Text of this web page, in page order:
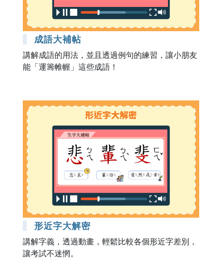
成語大補帖
講解成語的用法，並且透過例句的練習，讓小朋友
能「運籌帷幄」這些成語！
形近字大解密
講解字義，透過動畫，輕鬆比較各個形近字差別，
讓考試不迷惘。